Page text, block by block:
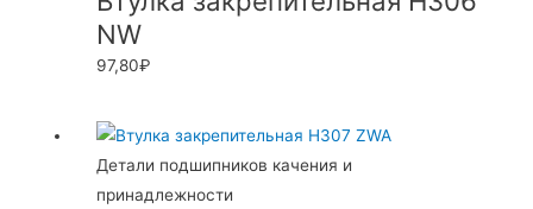
NW
97,80₽
Детали подшипников качения и
принадлежности